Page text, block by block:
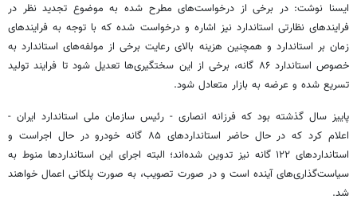
ایسنا نوشت: در برخی از درخواست‌های مطرح شده به موضوع تجدید نظر در
فرایندهای نظارتی استاندارد نیز اشاره و درخواست شده که با توجه به فرایندهای
زمان بر استاندارد و همچنین هزینه بالای رعایت برخی از مولفه‌های استاندارد به
خصوص استاندارد ۸۶ گانه، برخی از این سختگیری‌ها تعدیل شود تا فرایند تولید
تسریع شده و عرضه به بازار متعادل شود.
پاییز سال گذشته بود که فرزانه انصاری - رئیس سازمان ملی استاندارد ایران -
اعلام کرد که در حال حاضر استانداردهای ۸۵ گانه خودرو در حال اجراست و
استانداردهای ۱۲۲ گانه نیز تدوین شده‌اند؛ البته اجرای این استانداردها منوط به
سیاست‌گذاری‌های آینده است و در صورت تصویب، به صورت پلکانی اعمال خواهند
شد.